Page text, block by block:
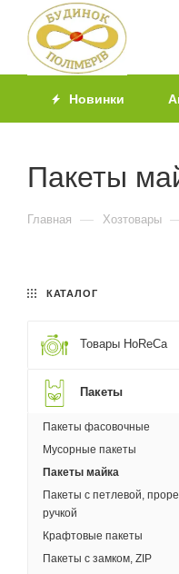
Новинки
Пакеты
Главная — Хозтовары
КАТАЛОГ
Товары HoReCa
Пакеты
Пакеты фасовочные
Мусорные пакеты
Пакеты майка
Пакеты с петлевой,
ручкой
Крафтовые пакеты
Пакеты с замком, ZIP